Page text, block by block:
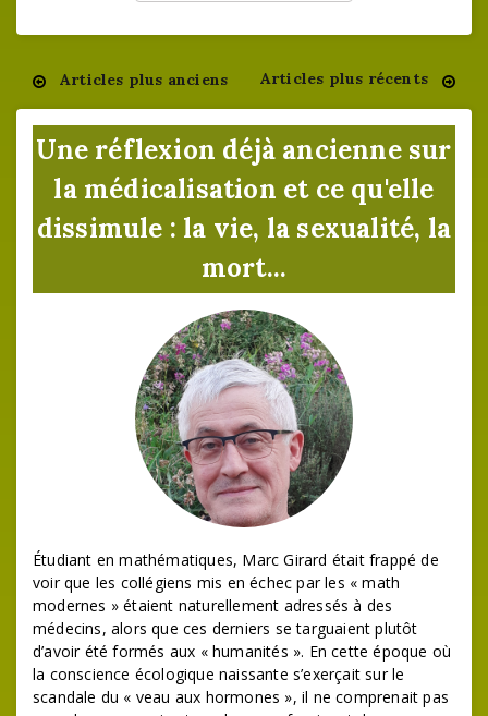
Navigation
des
articles
Articles plus anciens Articles plus récents
Une réflexion déjà ancienne sur
la médicalisation et ce qu'elle
dissimule : la vie, la sexualité, la
mort...
Étudiant en mathématiques, Marc Girard était frappé de
voir que les collégiens mis en échec par les « math
modernes » étaient naturellement adressés à des
médecins, alors que ces derniers se targuaient plutôt
d’avoir été formés aux « humanités ». En cette époque où
la conscience écologique naissante s’exerçait sur le
scandale du « veau aux hormones », il ne comprenait pas